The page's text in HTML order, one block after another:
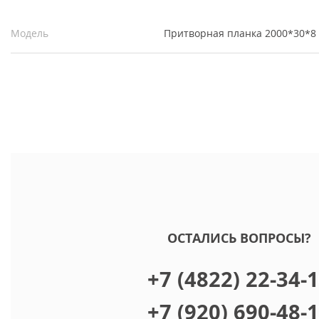
Модель Притворная планка 2000*30*8
ОСТАЛИСЬ ВОПРОСЫ?
+7 (4822) 22-34-
+7 (920) 690-48-